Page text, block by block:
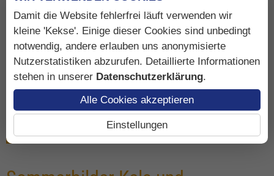
mehr Bilder
Damit die Website fehlerfrei läuft verwenden wir
kleine 'Kekse'. Einige dieser Cookies sind unbedingt
notwendig, andere erlauben uns anonymisierte
Nutzerstatistiken abzurufen. Detaillierte Informationen
stehen in unserer Datenschutzerklärung.
Alle Cookies akzeptieren
Einstellungen